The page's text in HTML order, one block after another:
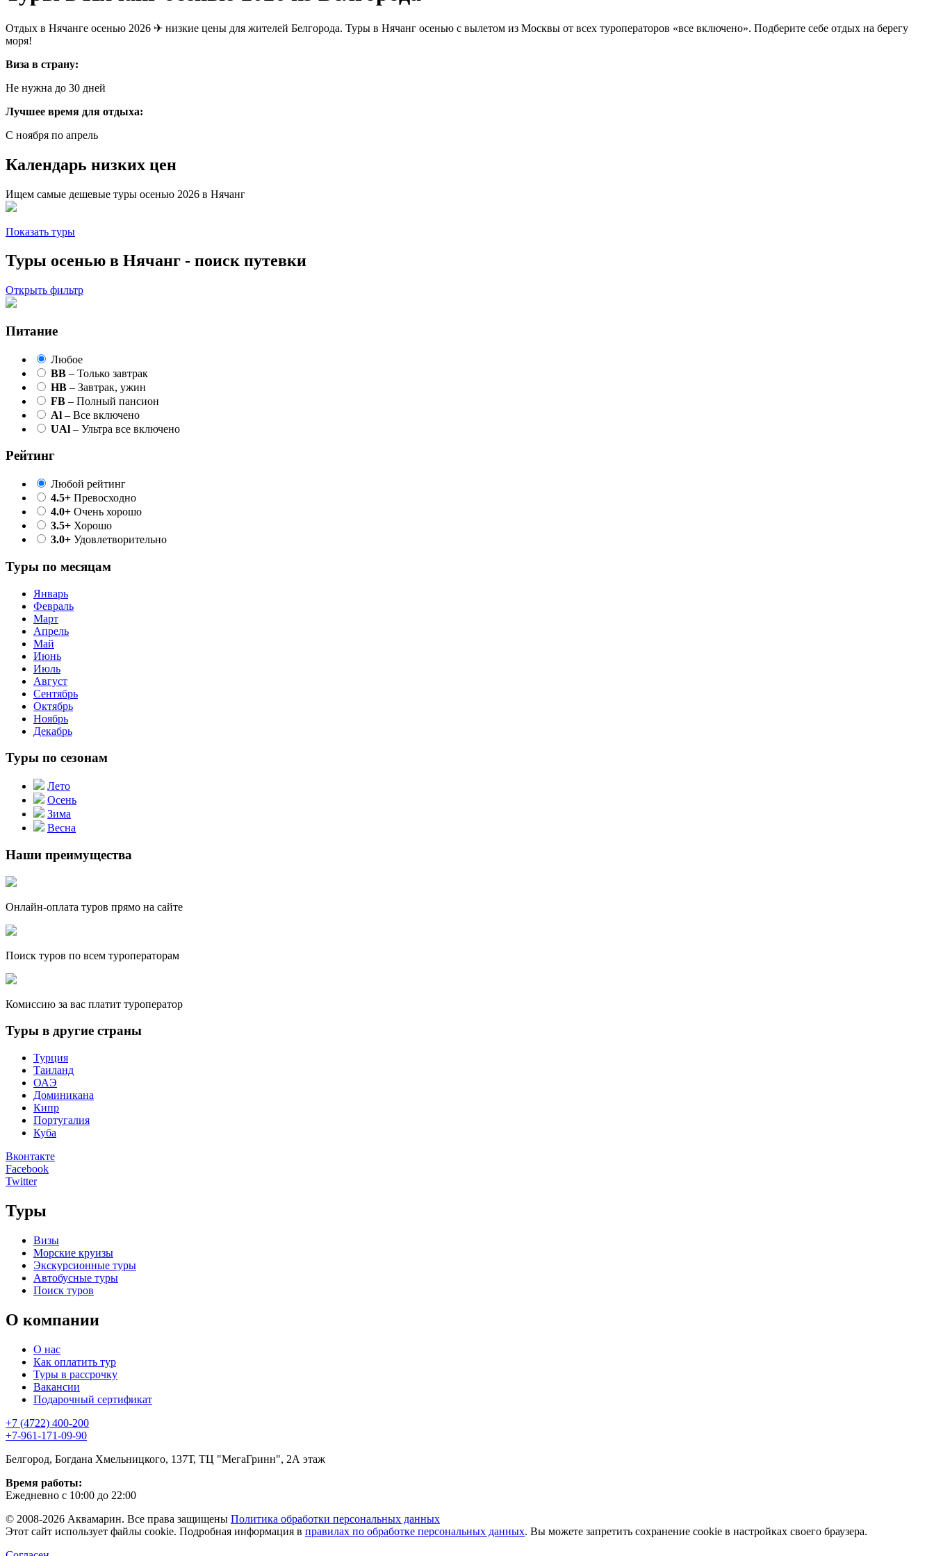
Отдых в Нячанге осенью 2026 ✈ низкие цены для жителей Белгорода. Туры в Нячанг осенью с вылетом из Москвы от всех туроператоров «все включено». Подберите себе отдых на берегу
моря!
Виза в страну:
Не нужна до 30 дней
Лучшее время для отдыха:
С ноября по апрель
Календарь низких цен
Ищем самые дешевые туры осенью 2026 в Нячанг
Показать туры
Туры осенью в Нячанг - поиск путевки
Открыть фильтр
Питание
Любое
BB – Только завтрак
HB – Завтрак, ужин
FB – Полный пансион
Al – Все включено
UAl – Ультра все включено
Рейтинг
Любой рейтинг
4.5+ Превосходно
4.0+ Очень хорошо
3.5+ Хорошо
3.0+ Удовлетворительно
Туры по месяцам
Январь
Февраль
Март
Апрель
Май
Июнь
Июль
Август
Сентябрь
Октябрь
Ноябрь
Декабрь
Туры по сезонам
Лето
Осень
Зима
Весна
Наши преимущества
Онлайн-оплата туров прямо на сайте
Поиск туров по всем туроператорам
Комиссию за вас платит туроператор
Туры в другие страны
Турция
Таиланд
ОАЭ
Доминикана
Кипр
Португалия
Куба
Вконтакте
Facebook
Twitter
Туры
Визы
Морские круизы
Экскурсионные туры
Автобусные туры
Поиск туров
О компании
О нас
Как оплатить тур
Туры в рассрочку
Вакансии
Подарочный сертификат
+7 (4722) 400-200
+7-961-171-09-90
Белгород, Богдана Хмельницкого, 137Т, ТЦ "МегаГринн", 2А этаж
Время работы:
Ежедневно с 10:00 до 22:00
© 2008-2026 Аквамарин. Все права защищены Политика обработки персональных данных
Этот сайт использует файлы cookie. Подробная информация в правилах по обработке персональных данных. Вы можете запретить сохранение cookie в настройках своего браузера.